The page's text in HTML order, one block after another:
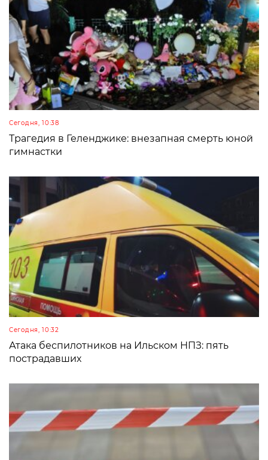
Сегодня, 10:38
Трагедия в Геленджике: внезапная смерть юной
гимнастки
Сегодня, 10:32
Атака беспилотников на Ильском НПЗ: пять
пострадавших